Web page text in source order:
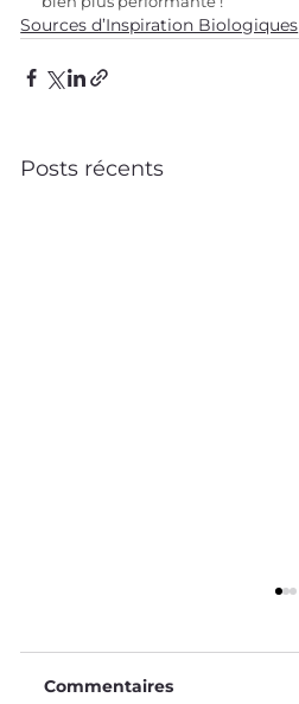
Sources d’Inspiration Biologiques
Posts récents
Commentaires